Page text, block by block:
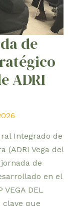
de
ADRI
Integrado de
(ADRI Vega del
de
en el
DEL
clave que